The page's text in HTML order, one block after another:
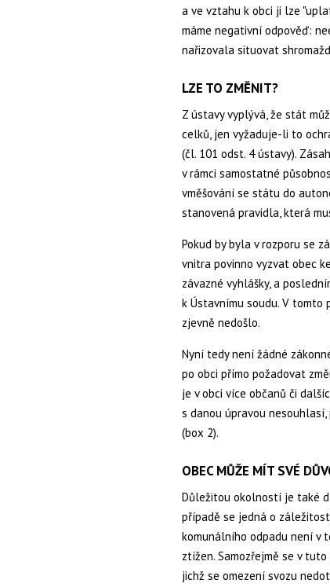
a ve vztahu k obci ji lze
máme negativní odpověď:
nařizovala situovat
LZE TO ZMĚNIT?
Z ústavy vyplývá, že stát
celků, jen vyžaduje-li to
(čl. 101 odst. 4 ústavy).
v rámci samostatné
vměšování se státu do
stanovená pravidla, která
Pokud by byla v rozporu se
vnitra povinno vyzvat obec
závazné vyhlášky, a
k Ústavnímu soudu. V tomto
zjevně nedošlo.
Nyní tedy není žádné
po obci přímo požadovat
je v obci více občanů či
s danou úpravou
(box 2).
OBEC MŮŽE MÍT SVÉ
Důležitou okolností je také
případě se jedná o
komunálního odpadu není v
ztížen. Samozřejmě se v
jichž se omezení svozu